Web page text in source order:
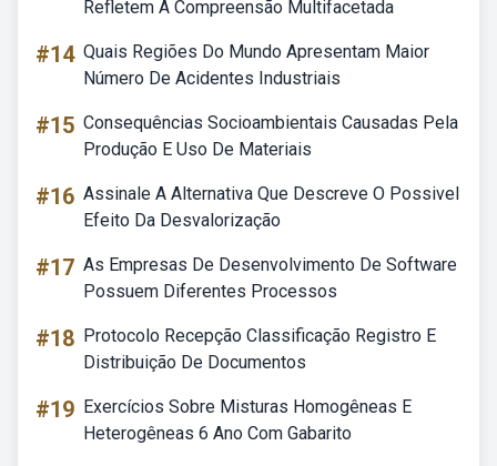
Refletem A Compreensão Multifacetada
#14 Quais Regiões Do Mundo Apresentam Maior
Número De Acidentes Industriais
#15 Consequências Socioambientais Causadas Pela
Produção E Uso De Materiais
#16 Assinale A Alternativa Que Descreve O Possivel
Efeito Da Desvalorização
#17 As Empresas De Desenvolvimento De Software
Possuem Diferentes Processos
#18 Protocolo Recepção Classificação Registro E
Distribuição De Documentos
#19 Exercícios Sobre Misturas Homogêneas E
Heterogêneas 6 Ano Com Gabarito